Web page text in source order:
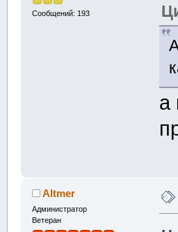
Сообщений: 193
а
Altmer
Администратор
Ветеран